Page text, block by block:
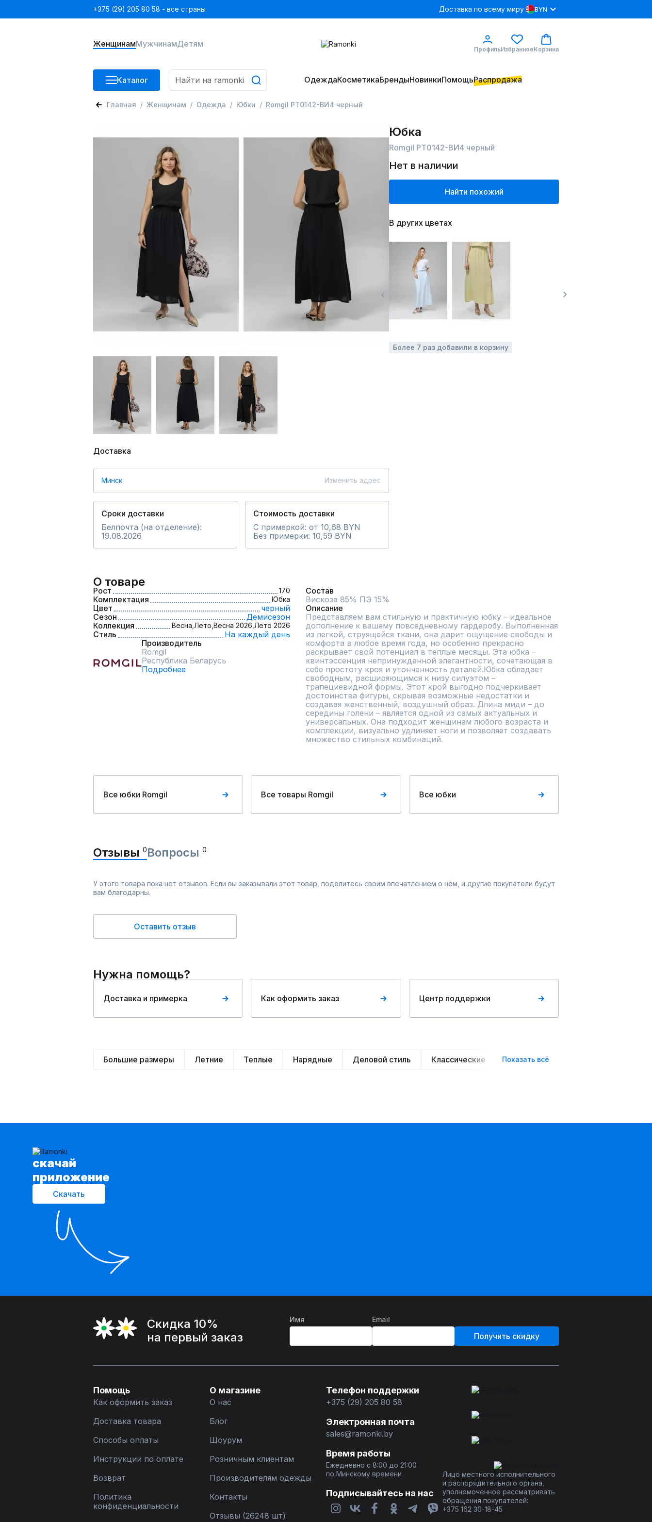
+375 (29) 205 80 58 - все страны Доставка по всему миру BYN
ЖенщинамМужчинамДетям
ПрофильИзбранноеКорзина
Каталог ОдеждаКосметикаБрендыНовинкиПомощьРаспродажа
Главная Женщинам Одежда Юбки Romgil РТ0142-ВИ4 черный
Доставка
Минск Изменить адрес
Сроки доставки
Белпочта (на отделение):
19.08.2026
Стоимость доставки
С примеркой: от 10,68 BYN
Без примерки: 10,59 BYN
Юбка
Romgil РТ0142-ВИ4 черный
Нет в наличии
Найти похожий
В других цветах
Более 7 раз добавили в корзину
О товаре
Рост 170
Комплектация Юбка
Цвет
черный
Сезон
Демисезон
Коллекция
Весна, Лето, Весна 2026, Лето 2026
Стиль
На каждый день
Производитель
Romgil
Республика Беларусь
Подробнее
Состав
Описание
Представляем вам стильную и практичную юбку – идеальное
дополнение к вашему повседневному гардеробу. Выполненная
из легкой, струящейся ткани, она дарит ощущение свободы и
комфорта в любое время года, но особенно прекрасно
раскрывает свой потенциал в теплые месяцы. Эта юбка –
квинтэссенция непринужденной элегантности, сочетающая в
себе простоту кроя и утонченность деталей.Юбка обладает
свободным, расширяющимся к низу силуэтом –
трапециевидной формы. Этот крой выгодно подчеркивает
достоинства фигуры, скрывая возможные недостатки и
создавая женственный, воздушный образ. Длина миди – до
середины голени – является одной из самых актуальных и
универсальных. Она подходит женщинам любого возраста и
комплекции, визуально удлиняет ноги и позволяет создавать
множество стильных комбинаций.
Все юбки Romgil Все товары Romgil Все юбки
Отзывы 0Вопросы 0
У этого товара пока нет отзывов. Если вы заказывали этот товар, поделитесь своим впечатлением о нём, и другие покупатели будут
вам благодарны.
Оставить отзыв
Нужна помощь?
Доставка и примерка Как оформить заказ Центр поддержки
Большие размеры Летние Теплые Нарядные Деловой стиль Классические Пышные
Показать всё
cкачай
приложение
Скачать
Скидка 10%
на первый заказ
Имя Email
Получить скидку
Помощь
Как оформить заказ
Доставка товара
Способы оплаты
Инструкции по оплате
Возврат
Политика
конфиденциальности
О магазине
О нас
Блог
Шоурум
Розничным клиентам
Производителям одежды
Контакты
Отзывы (26248 шт)
Телефон поддержки
+375 (29) 205 80 58
Электронная почта
sales@ramonki.by
Время работы
Ежедневно с 8:00 до 21:00
по Минскому времени
Подписывайтесь на нас
Лицо местного исполнительного
и распорядительного органа,
уполномоченное рассматривать
обращения покупателей:
+375 162 30-18-45